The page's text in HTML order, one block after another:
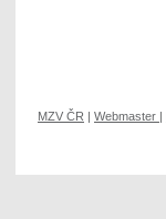
MZV ČR Webmaster